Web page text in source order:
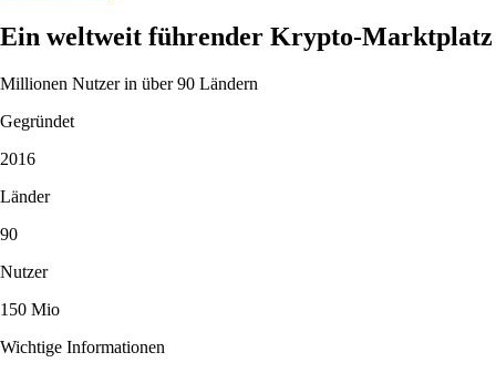
Ein weltweit führender Krypto-Marktplatz
Millionen Nutzer in über 90 Ländern
Gegründet
2016
Länder
90
Nutzer
150 Mio
Wichtige Informationen